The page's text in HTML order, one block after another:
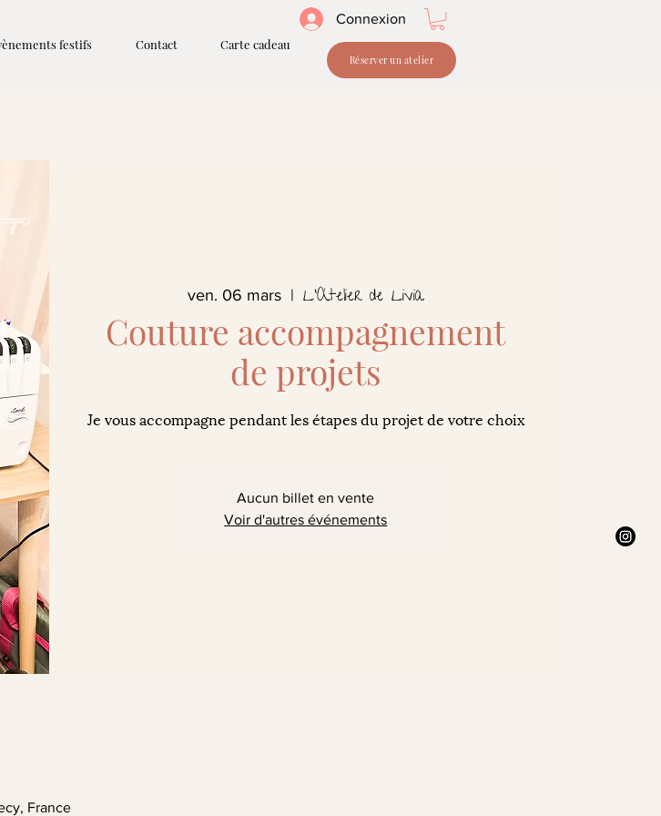
Connexion
festifs Contact Carte cadeau
Réserver un atelier
ven. 06 mars
  |
L'Atelier de Livia
Couture accompagnement
de projets
Je vous accompagne pendant les étapes du projet de votre choix
Aucun billet en vente
Voir d'autres événements
France